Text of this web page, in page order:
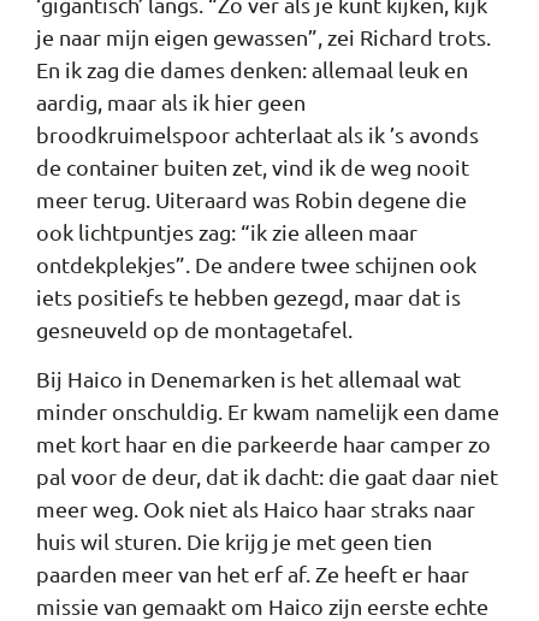
je naar mijn eigen gewassen”, zei Richard trots.
En ik zag die dames denken: allemaal leuk en
aardig, maar als ik hier geen
broodkruimelspoor achterlaat als ik ’s avonds
de container buiten zet, vind ik de weg nooit
meer terug. Uiteraard was Robin degene die
ook lichtpuntjes zag: “ik zie alleen maar
ontdekplekjes”. De andere twee schijnen ook
iets positiefs te hebben gezegd, maar dat is
gesneuveld op de montagetafel.
Bij Haico in Denemarken is het allemaal wat
minder onschuldig. Er kwam namelijk een dame
met kort haar en die parkeerde haar camper zo
pal voor de deur, dat ik dacht: die gaat daar niet
meer weg. Ook niet als Haico haar straks naar
huis wil sturen. Die krijg je met geen tien
paarden meer van het erf af. Ze heeft er haar
missie van gemaakt om Haico zijn eerste echte